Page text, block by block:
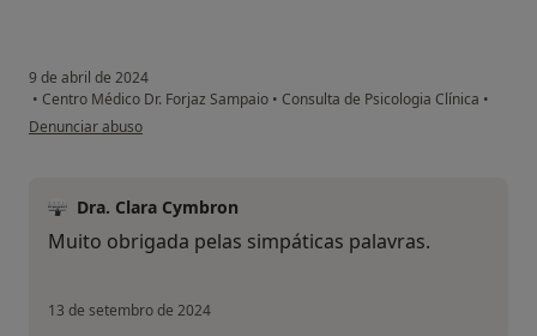
9 de abril de 2024
• Centro Médico Dr. Forjaz Sampaio • Consulta de Psicologia Clínica •
na opinião do utilizador Emanuel
Denunciar abuso
Dra. Clara Cymbron
Muito obrigada pelas simpáticas palavras.
13 de setembro de 2024